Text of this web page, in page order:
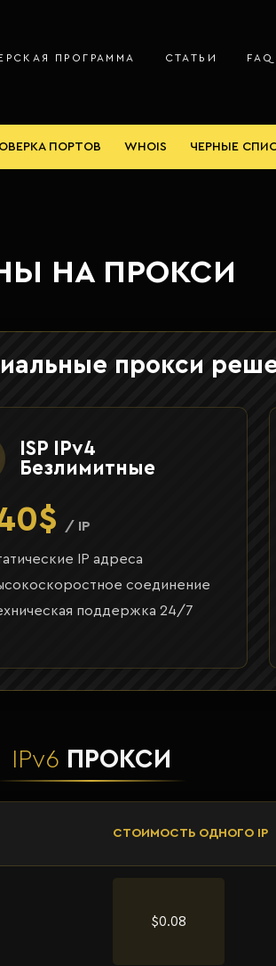
ПРОГРАММА СТАТЬИ FAQ
ПОРТОВ WHOIS ЧЕРНЫЕ
НА ПРОКСИ
прокси
ISP IPv4
Безлимитные
/ IP
IP адреса
соединение
поддержка 24/7
IPv6 ПРОКСИ
СТОИМОСТЬ ОДНОГО IP
$0.08